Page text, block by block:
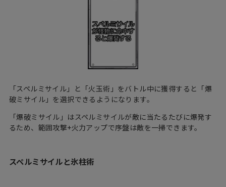
「スペルミサイル」と「火玉術」をバトル中に獲得すると「爆
破ミサイル」を選択できるようになります。
「爆破ミサイル」はスペルミサイルが敵に当たるたびに爆発す
るため、範囲攻撃+火力アップで序盤は敵を一掃できます。
スペルミサイルと氷柱術